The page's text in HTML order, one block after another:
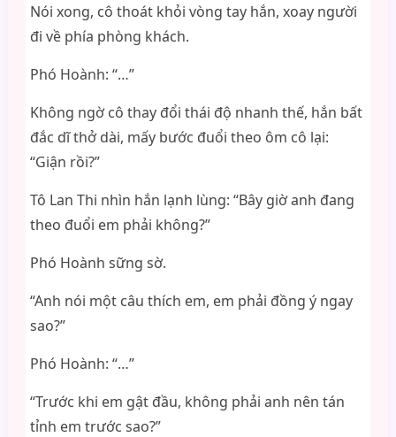
Nói xong, cô thoát khỏi vòng tay hắn, xoay người
đi về phía phòng khách.
Phó Hoành: “…”
Không ngờ cô thay đổi thái độ nhanh thế, hắn bất
đắc dĩ thở dài, mấy bước đuổi theo ôm cô lại:
“Giận rồi?”
Tô Lan Thi nhìn hắn lạnh lùng: “Bây giờ anh đang
theo đuổi em phải không?”
Phó Hoành sững sờ.
“Anh nói một câu thích em, em phải đồng ý ngay
sao?”
Phó Hoành: “…”
“Trước khi em gật đầu, không phải anh nên tán
tỉnh em trước sao?”